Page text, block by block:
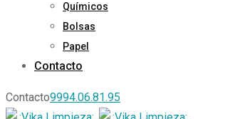
Químicos
Bolsas
Papel
Contacto
Contacto9994.06.81.95